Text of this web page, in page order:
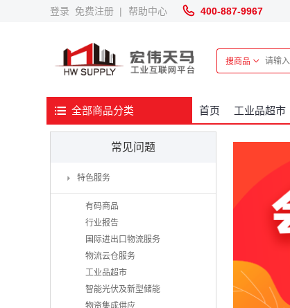
登录 免费注册 | 帮助中心 400-887-9967
搜商品
全部商品分类 首页 工业品超市
常见问题
特色服务
有码商品
行业报告
国际进出口物流服务
物流云仓服务
工业品超市
智能光伏及新型储能
物资集成供应